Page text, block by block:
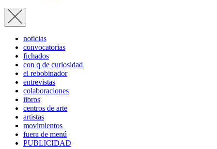
noticias
convocatorias
fichados
con q de curiosidad
el rebobinador
entrevistas
colaboraciones
libros
centros de arte
artistas
movimientos
fuera de menú
PUBLICIDAD